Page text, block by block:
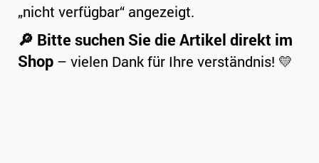
„nicht verfügbar“ angezeigt.
🔎 Bitte suchen Sie die Artikel direkt im
Shop – vielen Dank für Ihre verständnis! 💛